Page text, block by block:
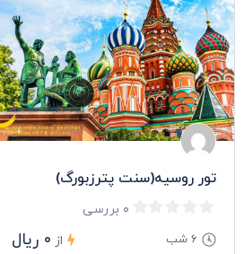
پذیرای گردشگران عزیز می باشد. البته
توجه به آب و هوای شرجی و مرطوب این
تور روسیه(سنت پترزبورگ)
۰ بررسی
۶ شب از ۰ ریال